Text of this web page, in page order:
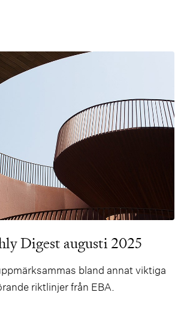
Digest augusti 2025
bland annat viktiga
riktlinjer från EBA.